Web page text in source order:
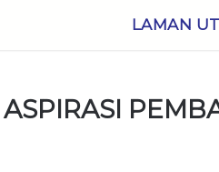
LAMAN